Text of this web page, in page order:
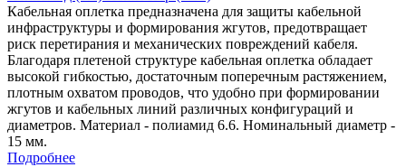
Кабельная оплетка предназначена для защиты кабельной
инфраструктуры и формирования жгутов, предотвращает
риск перетирания и механических повреждений кабеля.
Благодаря плетеной структуре кабельная оплетка обладает
высокой гибкостью, достаточным поперечным растяжением,
плотным охватом проводов, что удобно при формировании
жгутов и кабельных линий различных конфигураций и
диаметров. Материал - полиамид 6.6. Номинальный диаметр -
15 мм.
Подробнее